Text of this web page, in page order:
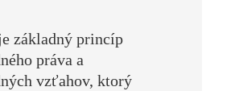
základný princíp
práva a
vzťahov, ktorý